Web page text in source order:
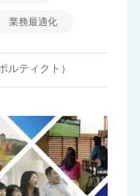
業務最適化
ルティクト）